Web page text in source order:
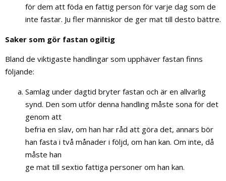
för dem att föda en fattig person för varje dag som de
inte fastar. Ju fler människor de ger mat till desto bättre.
Saker som gör fastan ogiltig
Bland de viktigaste handlingar som upphäver fastan finns
följande:
Samlag under dagtid bryter fastan och är en allvarlig
synd. Den som utför denna handling måste sona för det
genom att
befria en slav, om han har råd att göra det, annars bör
han fasta i två månader i följd, om han kan. Om inte, då
måste han
ge mat till sextio fattiga personer om han kan.